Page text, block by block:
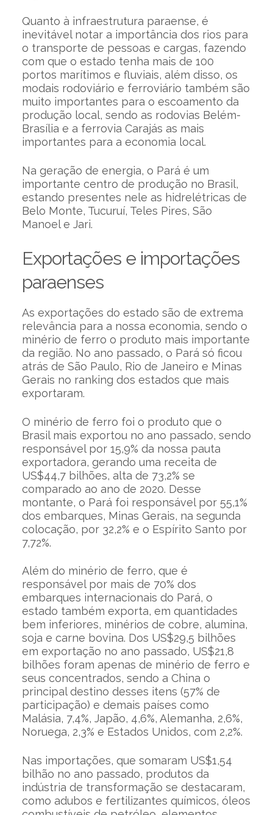
Quanto à infraestrutura paraense, é
inevitável notar a importância dos rios para
o transporte de pessoas e cargas, fazendo
com que o estado tenha mais de 100
portos marítimos e fluviais, além disso, os
modais rodoviário e ferroviário também são
muito importantes para o escoamento da
produção local, sendo as rodovias Belém-
Brasília e a ferrovia Carajás as mais
importantes para a economia local.
Na geração de energia, o Pará é um
importante centro de produção no Brasil,
estando presentes nele as hidrelétricas de
Belo Monte, Tucuruí, Teles Pires, São
Manoel e Jari.
Exportações e importações
paraenses
As exportações do estado são de extrema
relevância para a nossa economia, sendo o
minério de ferro o produto mais importante
da região. No ano passado, o Pará só ficou
atrás de São Paulo, Rio de Janeiro e Minas
Gerais no ranking dos estados que mais
exportaram.
O minério de ferro foi o produto que o
Brasil mais exportou no ano passado, sendo
responsável por 15,9% da nossa pauta
exportadora, gerando uma receita de
US$44,7 bilhões, alta de 73,2% se
comparado ao ano de 2020. Desse
montante, o Pará foi responsável por 55,1%
dos embarques, Minas Gerais, na segunda
colocação, por 32,2% e o Espírito Santo por
7,72%.
Além do minério de ferro, que é
responsável por mais de 70% dos
embarques internacionais do Pará, o
estado também exporta, em quantidades
bem inferiores, minérios de cobre, alumina,
soja e carne bovina. Dos US$29,5 bilhões
em exportação no ano passado, US$21,8
bilhões foram apenas de minério de ferro e
seus concentrados, sendo a China o
principal destino desses itens (57% de
participação) e demais países como
Malásia, 7,4%, Japão, 4,6%, Alemanha, 2,6%,
Noruega, 2,3% e Estados Unidos, com 2,2%.
Nas importações, que somaram US$1,54
bilhão no ano passado, produtos da
indústria de transformação se destacaram,
como adubos e fertilizantes químicos, óleos